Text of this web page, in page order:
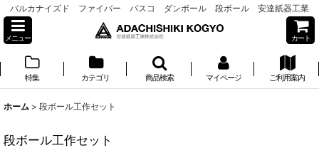
バルカナイズド ファイバー パスコ ダンボール 段ボール 安達紙器工業
メニュー カート
特集 カテゴリ 商品検索 マイページ ご利用案内
ホーム > 段ボール工作セット
段ボール工作セット